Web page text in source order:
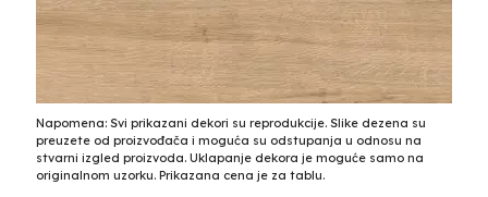
Napomena: Svi prikazani dekori su reprodukcije. Slike dezena su
preuzete od proizvođača i moguća su odstupanja u odnosu na
stvarni izgled proizvoda. Uklapanje dekora je moguće samo na
originalnom uzorku. Prikazana cena je za tablu.